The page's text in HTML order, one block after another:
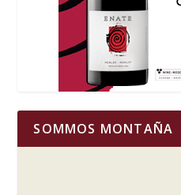
SOMMOS MONTAÑA